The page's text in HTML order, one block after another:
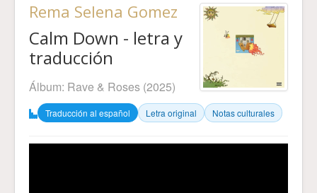
Rema Selena Gomez
Calm Down - letra y
traducción
Álbum: Rave & Roses (2025)
Traducción al español Letra original Notas culturales